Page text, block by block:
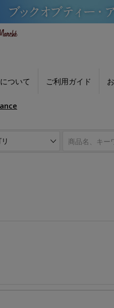
ついて ご利用ガイド